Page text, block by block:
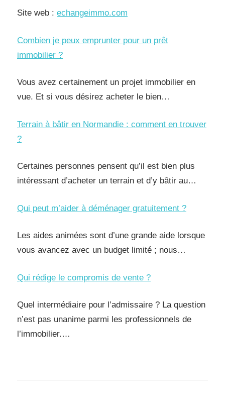
Site web : echangeimmo.com
Combien je peux emprunter pour un prêt
immobilier ?
Vous avez certainement un projet immobilier en
vue. Et si vous désirez acheter le bien…
Terrain à bâtir en Normandie : comment en trouver
?
Certaines personnes pensent qu’il est bien plus
intéressant d’acheter un terrain et d’y bâtir au…
Qui peut m’aider à déménager gratuitement ?
Les aides animées sont d’une grande aide lorsque
vous avancez avec un budget limité ; nous…
Qui rédige le compromis de vente ?
Quel intermédiaire pour l’admissaire ? La question
n’est pas unanime parmi les professionnels de
l’immobilier.…